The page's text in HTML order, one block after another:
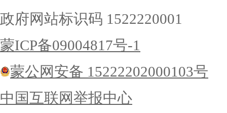
政府网站标识码 1522220001
蒙ICP备09004817号-1
蒙公网安备 15222202000103号
中国互联网举报中心